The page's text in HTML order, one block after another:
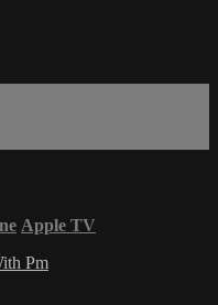
Apple TV
Pm